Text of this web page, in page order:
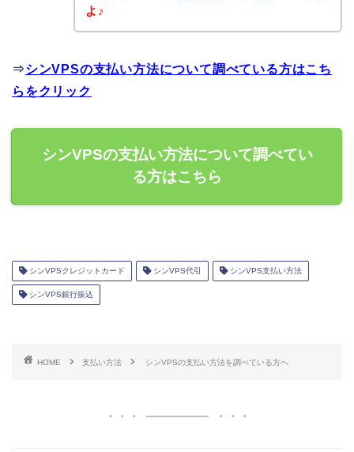
よ♪
⇒シンVPSの支払い方法について調べている方はこち
らをクリック
シンVPSの支払い方法について調べてい
る方はこちら
シンVPSクレジットカード シンVPS代引 シンVPS支払い方法
シンVPS銀行振込
HOME 支払い方法 シンVPSの支払い方法を調べている方へ